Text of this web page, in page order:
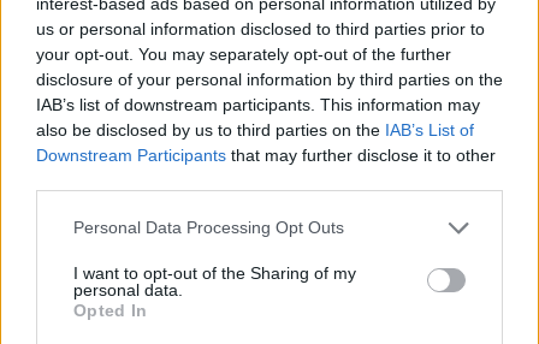
us or personal information disclosed to third parties prior to
your opt-out. You may separately opt-out of the further
disclosure of your personal information by third parties on the
IAB’s list of downstream participants. This information may
also be disclosed by us to third parties on the IAB’s List of
Downstream Participants that may further disclose it to other
Personal Data Processing Opt Outs
I want to opt-out of the Sharing of my
personal data.
Opted In
per a gaudir de les Festes Majors
d’Amposta”
31 de juliol de 2026
Carrega més